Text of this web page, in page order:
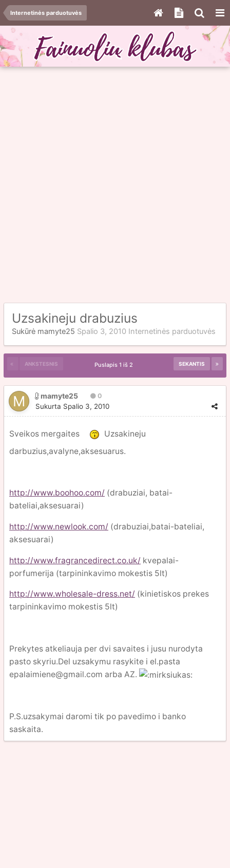
Internetinės parduotuvės
Uzsakineju drabuzius
Sukūrė mamyte25 Spalio 3, 2010 Internetinės parduotuvės
ANKSTESNIS SEKANTIS
Puslapis 1 iš 2
mamyte25 0
Sukurta Spalio 3, 2010
Sveikos mergaites
Uzsakineju
darbuzius,avalyne,aksesuarus.
http://www.boohoo.com/ (drabuziai, batai-
bateliai,aksesuarai)
http://www.newlook.com/ (drabuziai,batai-bateliai,
aksesuarai)
http://www.fragrancedirect.co.uk/ kvepalai-
porfumerija (tarpininkavimo mokestis 5lt)
http://www.wholesale-dress.net/ (kinietiskos prekes
tarpininkavimo mokestis 5lt)
Prekytes atkeliauja per dvi savaites i jusu nurodyta
pasto skyriu.Del uzsakymu rasykite i el.pasta
epalaimiene@gmail.com arba AZ.
P.S.uzsakymai daromi tik po pavedimo i banko
saskaita.